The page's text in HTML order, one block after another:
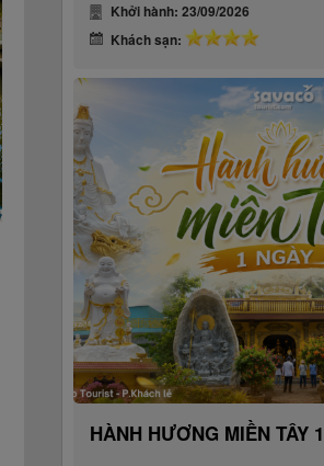
Khởi hành: 23/09/2026
Khách sạn:
HÀNH HƯƠNG MIỀN TÂY